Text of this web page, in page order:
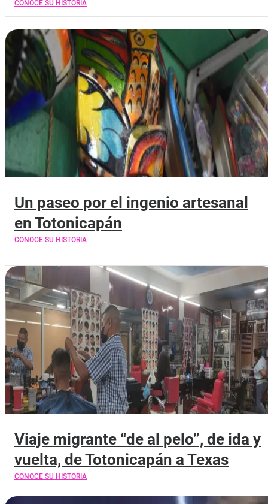
CONOCE SU HISTORIA
Un paseo por el ingenio artesanal
en Totonicapán
CONOCE SU HISTORIA
Viaje migrante “de al pelo”, de ida y
vuelta, de Totonicapán a Texas
CONOCE SU HISTORIA